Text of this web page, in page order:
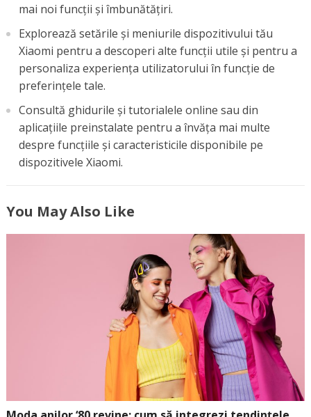
mai noi funcții și îmbunătățiri.
Explorează setările și meniurile dispozitivului tău
Xiaomi pentru a descoperi alte funcții utile și pentru a
personaliza experiența utilizatorului în funcție de
preferințele tale.
Consultă ghidurile și tutorialele online sau din
aplicațiile preinstalate pentru a învăța mai multe
despre funcțiile și caracteristicile disponibile pe
dispozitivele Xiaomi.
You May Also Like